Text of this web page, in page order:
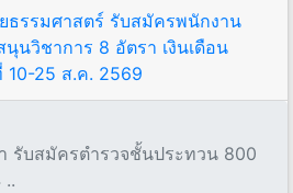
ธรรมศาสตร์ รับสมัครพนักงาน
นวิชาการ 8 อัตรา เงินเดือน
10-25 ส.ค. 2569
รับสมัครตำรวจชั้นประทวน 800
..